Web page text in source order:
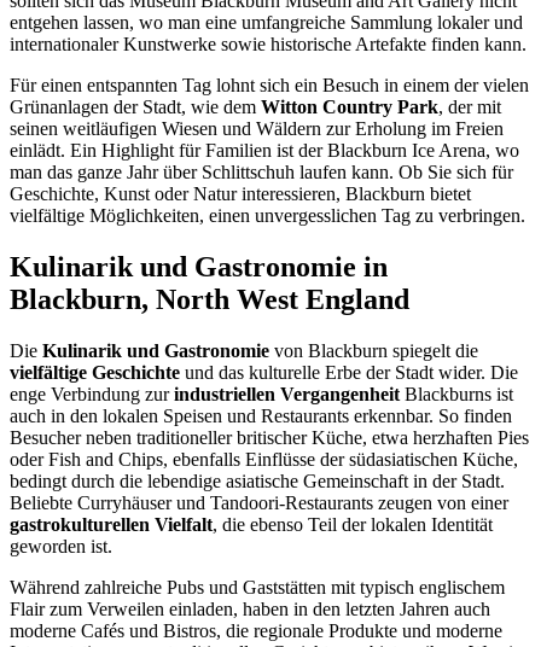
entgehen lassen, wo man eine umfangreiche Sammlung lokaler und
internationaler Kunstwerke sowie historische Artefakte finden kann.
Für einen entspannten Tag lohnt sich ein Besuch in einem der vielen
Grünanlagen der Stadt, wie dem Witton Country Park, der mit
seinen weitläufigen Wiesen und Wäldern zur Erholung im Freien
einlädt. Ein Highlight für Familien ist der Blackburn Ice Arena, wo
man das ganze Jahr über Schlittschuh laufen kann. Ob Sie sich für
Geschichte, Kunst oder Natur interessieren, Blackburn bietet
vielfältige Möglichkeiten, einen unvergesslichen Tag zu verbringen.
Kulinarik und Gastronomie in
Blackburn, North West England
Die Kulinarik und Gastronomie von Blackburn spiegelt die
vielfältige Geschichte und das kulturelle Erbe der Stadt wider. Die
enge Verbindung zurindustriellen Vergangenheit Blackburns ist
auch in den lokalen Speisen und Restaurants erkennbar. So finden
Besucher neben traditioneller britischer Küche, etwa herzhaften Pies
oder Fish and Chips, ebenfalls Einflüsse der südasiatischen Küche,
bedingt durch die lebendige asiatische Gemeinschaft in der Stadt.
Beliebte Curryhäuser und Tandoori-Restaurants zeugen von einer
gastrokulturellen Vielfalt, die ebenso Teil der lokalen Identität
geworden ist.
Während zahlreiche Pubs und Gaststätten mit typisch englischem
Flair zum Verweilen einladen, haben in den letzten Jahren auch
moderne Cafés und Bistros, die regionale Produkte und moderne